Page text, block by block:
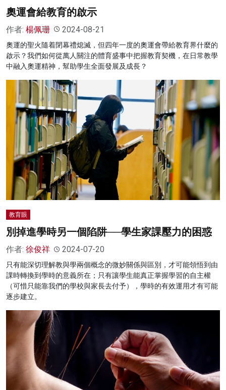
奧運會給教育的啟示
作者: 楊佩珊 2024-08-21
奧運的聖火隨着閉幕禮熄滅，但四年一度的奧運會帶給教育界什麼的
啟示？我們如何從萬人關注的體育盛事中把握教育契機，在日常教學
中融入奧運精神，幫助學生全面發展及成長？
教育眼
別掉進學時另一個陷阱──學生家課壓力的困惑
作者: 徐俊祥 2024-07-20
只有能深切理解教與學兩個概念的微妙關係與區別，才可能領悟到由
課時轉換到學時的意義所在；只有讓學生能真正掌握學習的自主權
（可惜只能靠我們的學校與家長去付予），學時的有效運用才有可能
逐步建立。